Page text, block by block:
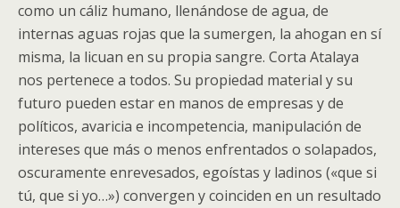
como un cáliz humano, llenándose de agua, de
internas aguas rojas que la sumergen, la ahogan en sí
misma, la licuan en su propia sangre. Corta Atalaya
nos pertenece a todos. Su propiedad material y su
futuro pueden estar en manos de empresas y de
políticos, avaricia e incompetencia, manipulación de
intereses que más o menos enfrentados o solapados,
oscuramente enrevesados, egoístas y ladinos («que si
tú, que si yo…») convergen y coinciden en un resultado